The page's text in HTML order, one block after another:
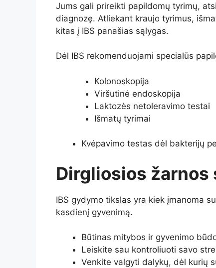
Jums gali prireikti papildomų tyrimų,
diagnozę. Atliekant kraujo tyrimus,
kitas į IBS panašias sąlygas.
Dėl IBS rekomenduojami specialūs
Kolonoskopija
Viršutinė endoskopija
Laktozės netoleravimo testai
Išmatų tyrimai
Kvėpavimo testas dėl bakterijų
Dirgliosios žarnos
IBS gydymo tikslas yra kiek įmanoma
kasdienį gyvenimą.
Būtinas mitybos ir gyvenimo
Leiskite sau kontroliuoti savo
Venkite valgyti dalykų, dėl kurių